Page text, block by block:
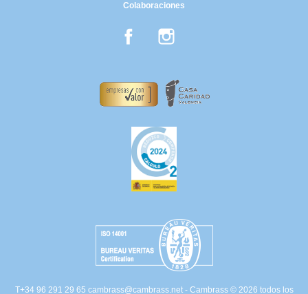
Colaboraciones
Facebook
T+34 96 291 29 65 cambrass@cambrass.net - Cambrass © 2026 todos los